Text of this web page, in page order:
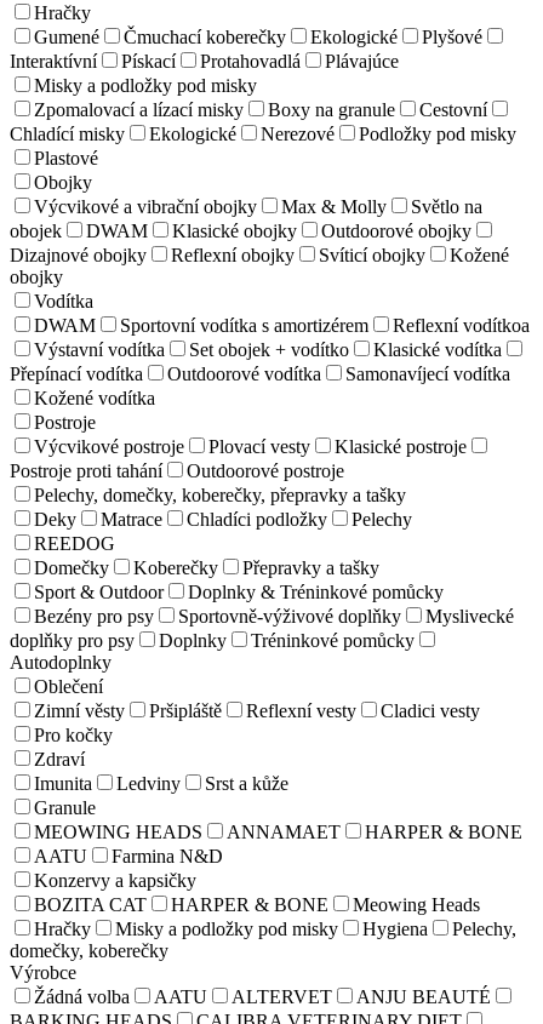
Hračky
Gumené
Čmuchací koberečky Ekologické
Plyšové
Interaktívní
Pískací Protahovadlá
Plávajúce
Misky a podložky pod misky
Zpomalovací a lízací misky
Boxy na granule
Cestovní
Chladící misky
Ekologické Nerezové
Podložky pod misky
Plastové
Obojky
Výcvikové a vibrační obojky
Max & Molly
Světlo na
obojek
DWAM Klasické obojky
Outdoorové obojky
Dizajnové obojky
Reflexní obojky Svíticí obojky
Kožené
obojky
Vodítka
DWAM
Sportovní vodítka s amortizérem
Reflexní vodítkoa
Výstavní vodítka
Set obojek + vodítko
Klasické vodítka
Přepínací vodítka
Outdoorové vodítka
Samonavíjecí vodítka
Kožené vodítka
Postroje
Výcvikové postroje
Plovací vesty
Klasické postroje
Postroje proti tahání
Outdoorové postroje
Pelechy, domečky, koberečky, přepravky a tašky
Deky
Matrace Chladíci podložky
Pelechy
REEDOG
Domečky
Koberečky
Přepravky a tašky
Sport & Outdoor
Doplnky & Tréninkové pomůcky
Bezény pro psy
Sportovně-výživové doplňky
Myslivecké
doplňky pro psy
Doplnky
Tréninkové pomůcky
Autodoplnky
Oblečení
Zimní věsty
Pršipláště Reflexní vesty
Cladici vesty
Pro kočky
Zdraví
Imunita
Ledviny
Srst a kůže
Granule
MEOWING HEADS
ANNAMAET
HARPER & BONE
AATU
Farmina N&D
Konzervy a kapsičky
BOZITA CAT
HARPER & BONE
Meowing Heads
Hračky
Misky a podložky pod misky Hygiena
Pelechy,
domečky, koberečky
Výrobce
Žádná volba
AATU ALTERVET
ANJU BEAUTÉ